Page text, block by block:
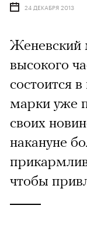
24 ДЕКАБРЯ 2013
Женевский
высокого
состоится
марки уже
своих
накануне
чтобы